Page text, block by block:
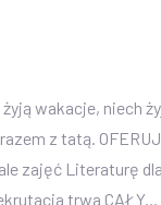
wakacje, niech
z tatą.
zajęć Literaturę
trwa CAŁY...